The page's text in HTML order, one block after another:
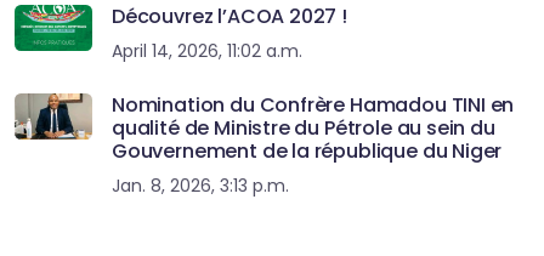
Découvrez l’ACOA 2027 !
April 14, 2026, 11:02 a.m.
Nomination du Confrère Hamadou TINI en
qualité de Ministre du Pétrole au sein du
Gouvernement de la république du Niger
Jan. 8, 2026, 3:13 p.m.